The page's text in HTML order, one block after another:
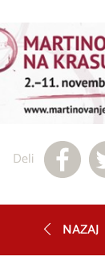
Deli
NAZAJ